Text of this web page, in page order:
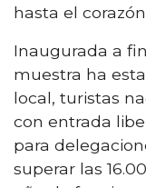
hasta el
Inaugurada a
muestra ha
local, turistas
con entrada
para
superar las